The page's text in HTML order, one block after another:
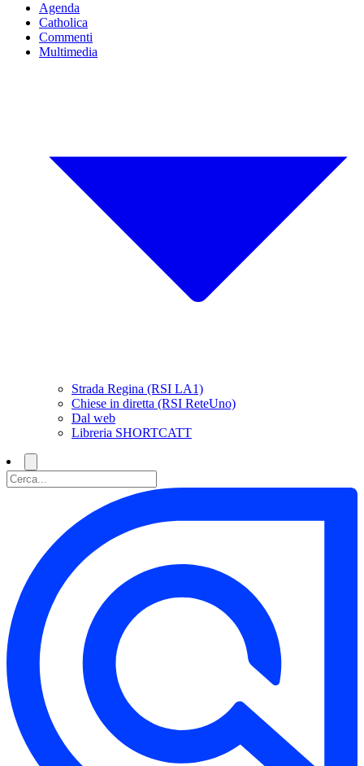
Agenda
Catholica
Commenti
Multimedia
Strada Regina (RSI LA1)
Chiese in diretta (RSI ReteUno)
Dal web
Libreria SHORTCATT